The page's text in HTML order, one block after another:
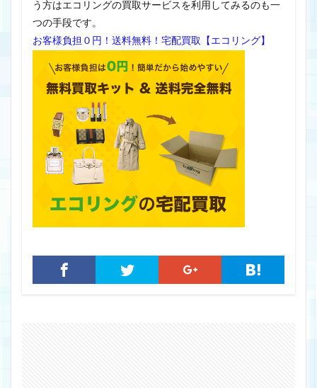
う方はエコリングの買取サービスを利用してみるのも一
つの手段です。
お客様負担０円！送料無料！宅配買取【エコリング】